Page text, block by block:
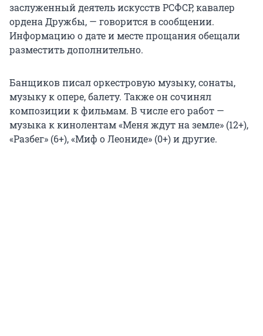
заслуженный деятель искусств РСФСР, кавалер
ордена Дружбы, — говорится в сообщении.
Информацию о дате и месте прощания обещали
разместить дополнительно.
Банщиков писал оркестровую музыку, сонаты,
музыку к опере, балету. Также он сочинял
композиции к фильмам. В числе его работ —
музыка к кинолентам «Меня ждут на земле» (12+),
«Разбег» (6+), «Миф о Леониде» (0+) и другие.